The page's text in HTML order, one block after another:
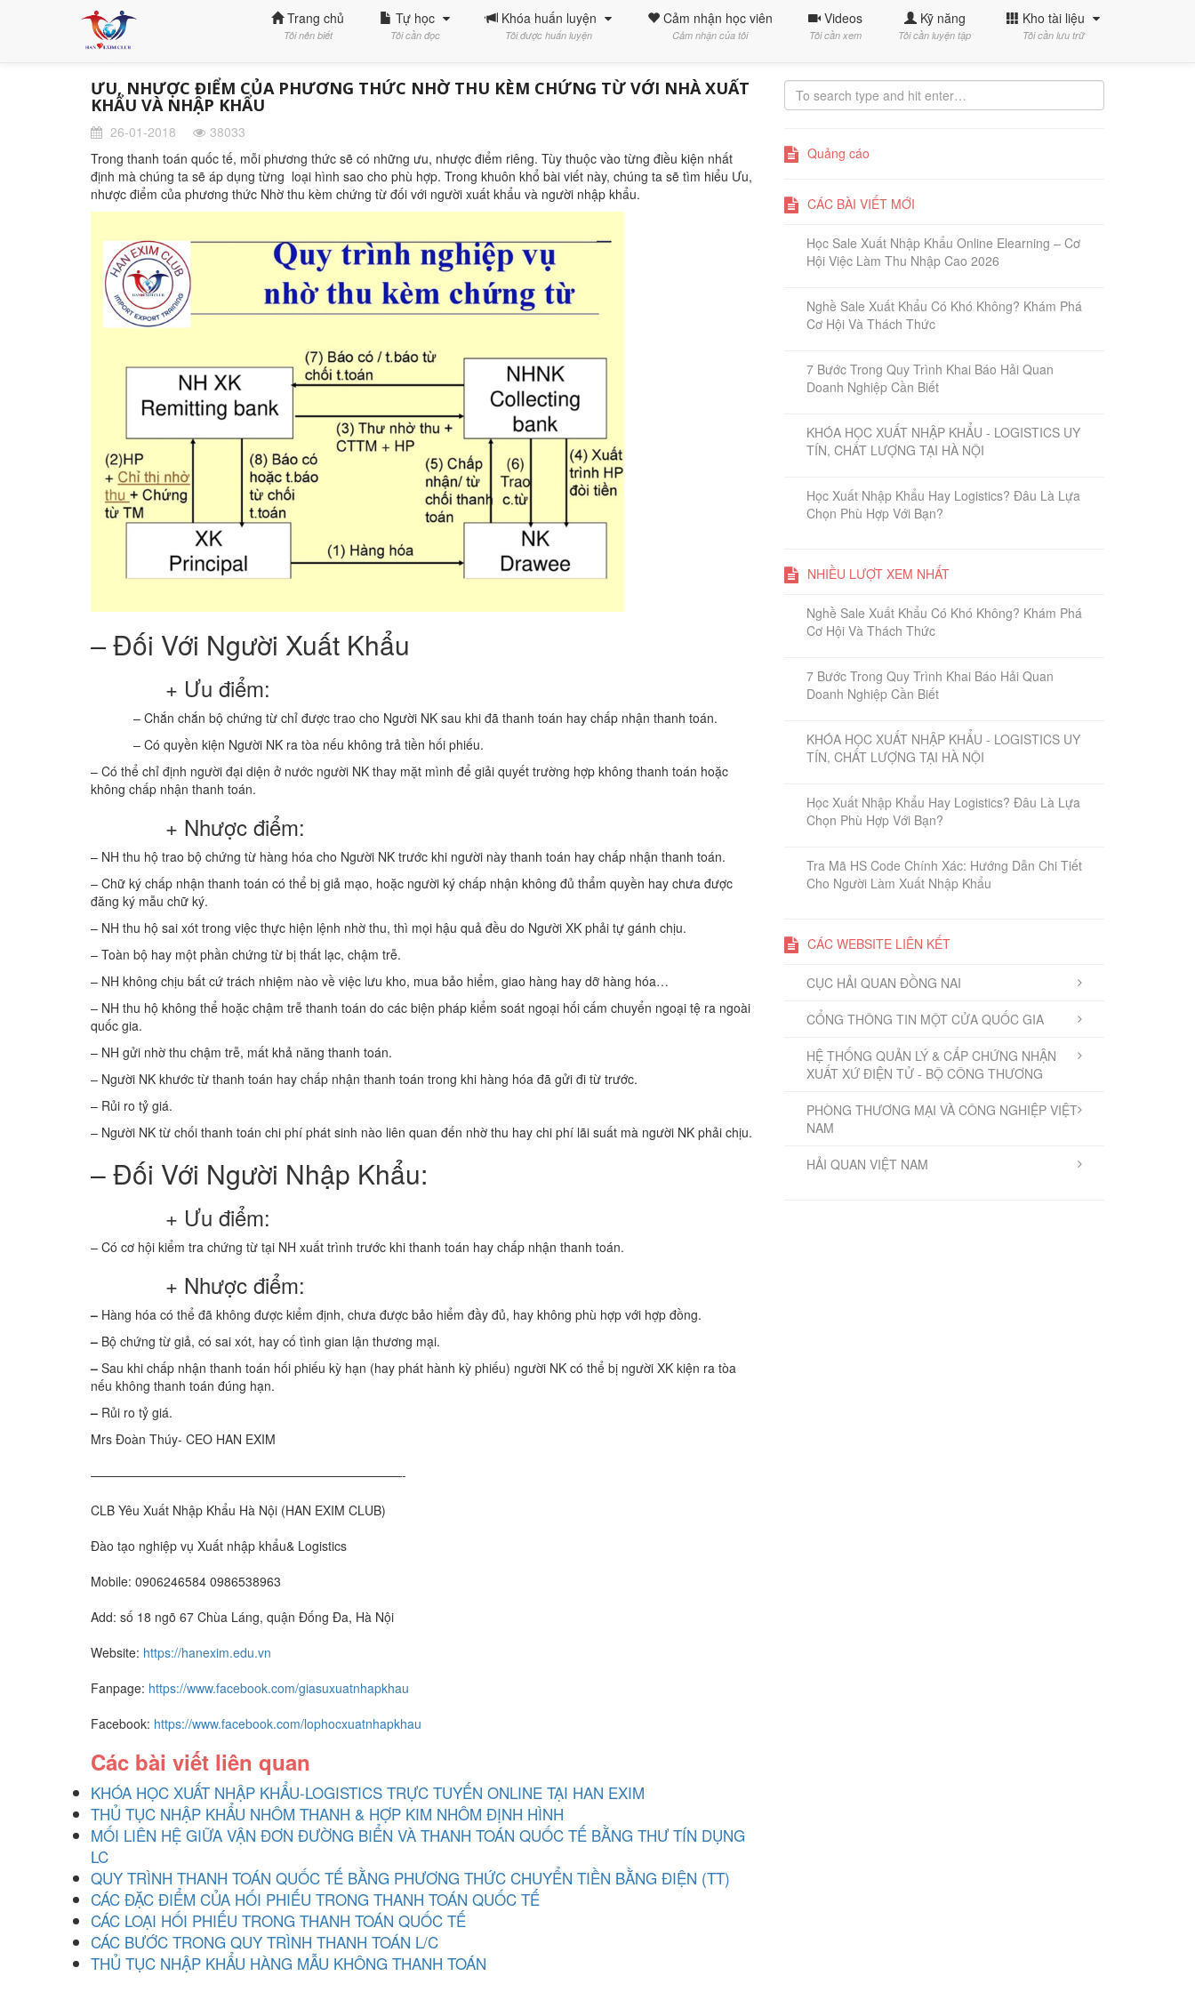
Trang chủ
Tôi nên biết
Tự học
Tôi cần đọc
Khóa huấn luyện
Tôi được huấn luyện
Cảm nhận học viên
Cảm nhận của tôi
Videos
Tôi cần xem
Kỹ năng
Tôi cần luyện tập
Kho tài liệu
Tôi cần lưu trữ
ƯU, NHƯỢC ĐIỂM CỦA PHƯƠNG THỨC NHỜ THU KÈM CHỨNG TỪ VỚI NHÀ XUẤT
KHẨU VÀ NHẬP KHẨU
26-01-2018
38033
Trong thanh toán quốc tế, mỗi phương thức sẽ có những ưu, nhược điểm riêng. Tùy thuộc vào từng điều kiện nhất
định mà chúng ta sẽ áp dụng từng loại hình sao cho phù hợp. Trong khuôn khổ bài viết này, chúng ta sẽ tìm hiểu Ưu,
nhược điểm của phương thức Nhờ thu kèm chứng từ đối với người xuất khẩu và người nhập khẩu.
–Đối Với Người Xuất Khẩu
+ Ưu điểm:
– Chắn chắn bộ chứng từ chỉ được trao cho Người NK sau khi đã thanh toán hay chấp nhận thanh toán.
– Có quyền kiện Người NK ra tòa nếu không trả tiền hối phiếu.
– Có thể chỉ định người đại diện ở nước người NK thay mặt mình để giải quyết trường hợp không thanh toán hoặc
không chấp nhận thanh toán.
+ Nhược điểm:
– NH thu hộ trao bộ chứng từ hàng hóa cho Người NK trước khi người này thanh toán hay chấp nhận thanh toán.
– Chữ ký chấp nhận thanh toán có thể bị giả mạo, hoặc người ký chấp nhận không đủ thẩm quyền hay chưa được
đăng ký mẫu chữ ký.
– NH thu hộ sai xót trong việc thực hiện lệnh nhờ thu, thì mọi hậu quả đều do Người XK phải tự gánh chịu.
– Toàn bộ hay một phần chứng từ bị thất lạc, chậm trễ.
– NH không chịu bất cứ trách nhiệm nào về việc lưu kho, mua bảo hiểm, giao hàng hay dỡ hàng hóa…
– NH thu hộ không thể hoặc chậm trễ thanh toán do các biện pháp kiểm soát ngoại hối cấm chuyển ngoại tệ ra ngoài
quốc gia.
– NH gửi nhờ thu chậm trễ, mất khả năng thanh toán.
– Người NK khước từ thanh toán hay chấp nhận thanh toán trong khi hàng hóa đã gửi đi từ trước.
– Rủi ro tỷ giá.
– Người NK từ chối thanh toán chi phí phát sinh nào liên quan đến nhờ thu hay chi phí lãi suất mà người NK phải chịu.
– Đối Với Người Nhập Khẩu:
+ Ưu điểm:
– Có cơ hội kiểm tra chứng từ tại NH xuất trình trước khi thanh toán hay chấp nhận thanh toán.
+ Nhược điểm:
– Hàng hóa có thể đã không được kiểm định, chưa được bảo hiểm đầy đủ, hay không phù hợp với hợp đồng.
– Bộ chứng từ giả, có sai xót, hay cố tình gian lận thương mại.
– Sau khi chấp nhận thanh toán hối phiếu kỳ hạn (hay phát hành kỳ phiếu) người NK có thể bị người XK kiện ra tòa
nếu không thanh toán đúng hạn.
– Rủi ro tỷ giá.
Mrs Đoàn Thúy- CEO HAN EXIM
—————————————————————————-
CLB Yêu Xuất Nhập Khẩu Hà Nội (HAN EXIM CLUB)
Đào tạo nghiệp vụ Xuất nhập khẩu& Logistics
Mobile: 0906246584 0986538963
Add: số 18 ngõ 67 Chùa Láng, quận Đống Đa, Hà Nội
Website: https://hanexim.edu.vn
Fanpage: https://www.facebook.com/giasuxuatnhapkhau
Facebook: https://www.facebook.com/lophocxuatnhapkhau
Các bài viết liên quan
KHÓA HỌC XUẤT NHẬP KHẨU-LOGISTICS TRỰC TUYẾN ONLINE TẠI HAN EXIM
THỦ TỤC NHẬP KHẨU NHÔM THANH & HỢP KIM NHÔM ĐỊNH HÌNH
MỐI LIÊN HỆ GIỮA VẬN ĐƠN ĐƯỜNG BIỂN VÀ THANH TOÁN QUỐC TẾ BẰNG THƯ TÍN DỤNG
LC
QUY TRÌNH THANH TOÁN QUỐC TẾ BẰNG PHƯƠNG THỨC CHUYỂN TIỀN BẰNG ĐIỆN (TT)
CÁC ĐẶC ĐIỂM CỦA HỐI PHIẾU TRONG THANH TOÁN QUỐC TẾ
CÁC LOẠI HỐI PHIẾU TRONG THANH TOÁN QUỐC TẾ
CÁC BƯỚC TRONG QUY TRÌNH THANH TOÁN L/C
THỦ TỤC NHẬP KHẨU HÀNG MẪU KHÔNG THANH TOÁN
Quảng cáo
CÁC BÀI VIẾT MỚI
Học Sale Xuất Nhập Khẩu Online Elearning – Cơ
Hội Việc Làm Thu Nhập Cao 2026
Nghề Sale Xuất Khẩu Có Khó Không? Khám Phá
Cơ Hội Và Thách Thức
7 Bước Trong Quy Trình Khai Báo Hải Quan
Doanh Nghiệp Cần Biết
KHÓA HỌC XUẤT NHẬP KHẨU - LOGISTICS UY
TÍN, CHẤT LƯỢNG TẠI HÀ NỘI
Học Xuất Nhập Khẩu Hay Logistics? Đâu Là Lựa
Chọn Phù Hợp Với Bạn?
NHIỀU LƯỢT XEM NHẤT
Nghề Sale Xuất Khẩu Có Khó Không? Khám Phá
Cơ Hội Và Thách Thức
7 Bước Trong Quy Trình Khai Báo Hải Quan
Doanh Nghiệp Cần Biết
KHÓA HỌC XUẤT NHẬP KHẨU - LOGISTICS UY
TÍN, CHẤT LƯỢNG TẠI HÀ NỘI
Học Xuất Nhập Khẩu Hay Logistics? Đâu Là Lựa
Chọn Phù Hợp Với Bạn?
Tra Mã HS Code Chính Xác: Hướng Dẫn Chi Tiết
Cho Người Làm Xuất Nhập Khẩu
CÁC WEBSITE LIÊN KẾT
CỤC HẢI QUAN ĐỒNG NAI
CỔNG THÔNG TIN MỘT CỬA QUỐC GIA
HỆ THỐNG QUẢN LÝ & CẤP CHỨNG NHẬN
XUẤT XỨ ĐIỆN TỬ - BỘ CÔNG THƯƠNG
PHÒNG THƯƠNG MẠI VÀ CÔNG NGHIỆP VIỆT
NAM
HẢI QUAN VIỆT NAM